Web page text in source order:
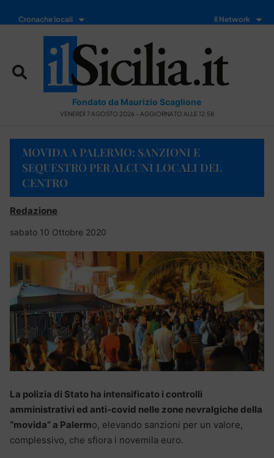
Cronache locali Il Network
Fondato da Maurizio Scaglione
VENERDÌ 7 AGOSTO 2026 - AGGIORNATO ALLE 12:58
MOVIDA A PALERMO: SANZIONI E
SEQUESTRO PER ALCUNI LOCALI DEL
CENTRO
Redazione
sabato 10 Ottobre 2020
La polizia di Stato ha intensificato i controlli
amministrativi ed anti-covid nelle zone nevralgiche della
“movida” a Palermo, elevando sanzioni per un valore,
complessivo, che sfiora i novemila euro.